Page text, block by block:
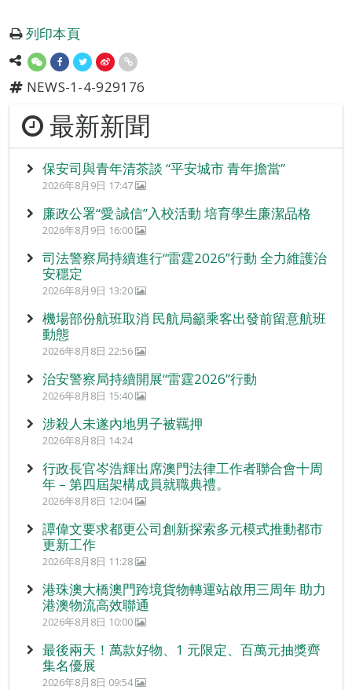
列印本頁
NEWS-1-4-929176
最新新聞
保安司與青年清茶談 “平安城市 青年擔當”
2026年8月9日 17:47
廉政公署“愛‧誠信”入校活動 培育學生廉潔品格
2026年8月9日 16:00
司法警察局持續進行“雷霆2026”行動 全力維護治
安穩定
2026年8月9日 13:20
機場部份航班取消 民航局籲乘客出發前留意航班
動態
2026年8月8日 22:56
治安警察局持續開展“雷霆2026”行動
2026年8月8日 15:40
涉殺人未遂內地男子被羈押
2026年8月8日 14:24
行政長官岑浩輝出席澳門法律工作者聯合會十周
年 – 第四屆架構成員就職典禮。
2026年8月8日 12:04
譚偉文要求都更公司創新探索多元模式推動都市
更新工作
2026年8月8日 11:28
港珠澳大橋澳門跨境貨物轉運站啟用三周年 助力
港澳物流高效聯通
2026年8月8日 10:00
最後兩天！萬款好物、1 元限定、百萬元抽獎齊
集名優展
2026年8月8日 09:54